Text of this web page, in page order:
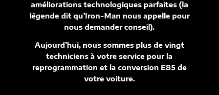
améliorations technologiques parfaites (la
légende dit qu’Iron-Man nous appelle pour
nous demander conseil).
Aujourd’hui, nous sommes plus de vingt
techniciens à votre service pour la
reprogrammation et la conversion E85 de
votre voiture.